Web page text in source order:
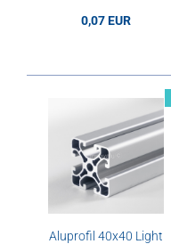
0,07 EUR
Aluprofil 40x40 Light